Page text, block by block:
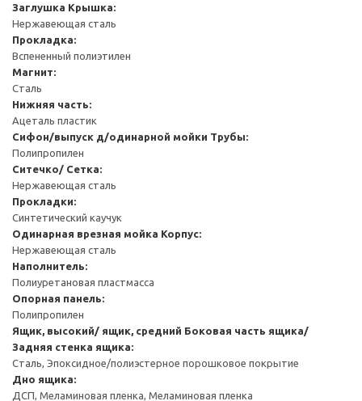
Заглушка Крышка:
Нержавеющая сталь
Прокладка:
Вспененный полиэтилен
Магнит:
Сталь
Нижняя часть:
Ацеталь пластик
Сифон/выпуск д/одинарной мойки Трубы:
Полипропилен
Ситечко/ Сетка:
Нержавеющая сталь
Прокладки:
Синтетический каучук
Одинарная врезная мойка Корпус:
Нержавеющая сталь
Наполнитель:
Полиуретановая пластмасса
Опорная панель:
Полипропилен
Ящик, высокий/ ящик, средний Боковая часть ящика/
Задняя стенка ящика:
Сталь, Эпоксидное/полиэстерное порошковое покрытие
Дно ящика:
ДСП, Меламиновая пленка, Меламиновая пленка